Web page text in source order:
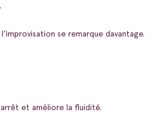
se remarque davantage.
et améliore la fluidité.